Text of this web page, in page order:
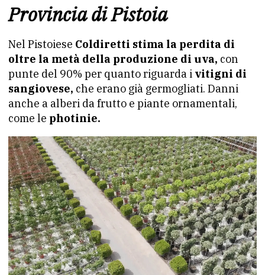
Provincia di Pistoia
Nel Pistoiese Coldiretti stima la perdita di
oltre la metà della produzione di uva, con
punte del 90% per quanto riguarda i vitigni di
sangiovese, che erano già germogliati. Danni
anche a alberi da frutto e piante ornamentali,
come le photinie.